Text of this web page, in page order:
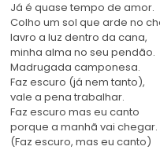
Já é quase tempo de amor.
Colho um sol que arde no
lavro a luz dentro da cana,
minha alma no seu pendão.
Madrugada camponesa.
Faz escuro (já nem tanto),
vale a pena trabalhar.
Faz escuro mas eu canto
porque a manhã vai chegar.
(Faz escuro, mas eu canto)